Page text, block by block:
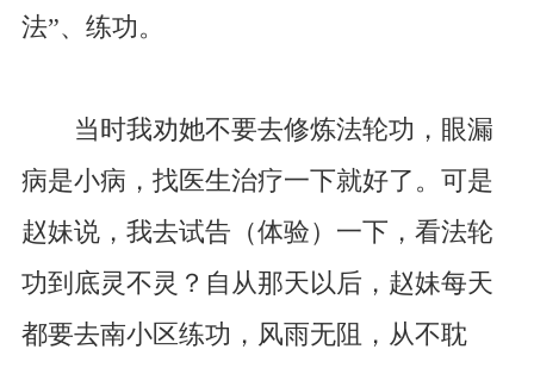
法”、练功。
当时我劝她不要去修炼法轮功，眼漏
病是小病，找医生治疗一下就好了。可是
赵妹说，我去试告（体验）一下，看法轮
功到底灵不灵？自从那天以后，赵妹每天
都要去南小区练功，风雨无阻，从不耽